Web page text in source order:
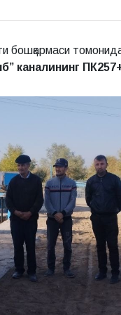
бошқармаси
каналининг